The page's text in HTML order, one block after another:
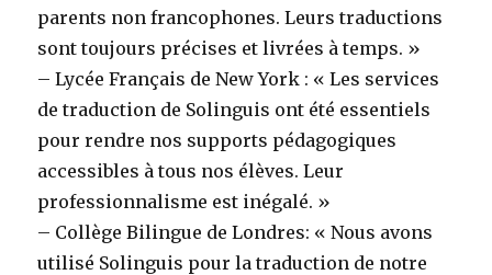
parents non francophones. Leurs traductions
sont toujours précises et livrées à temps. »
– Lycée Français de New York : « Les services
de traduction de Solinguis ont été essentiels
pour rendre nos supports pédagogiques
accessibles à tous nos élèves. Leur
professionnalisme est inégalé. »
– Collège Bilingue de Londres: « Nous avons
utilisé Solinguis pour la traduction de notre